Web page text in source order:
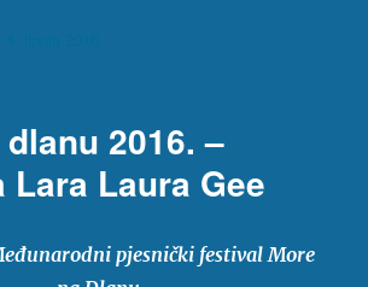
2016. –
Lara Laura Gee
pjesnički festival More